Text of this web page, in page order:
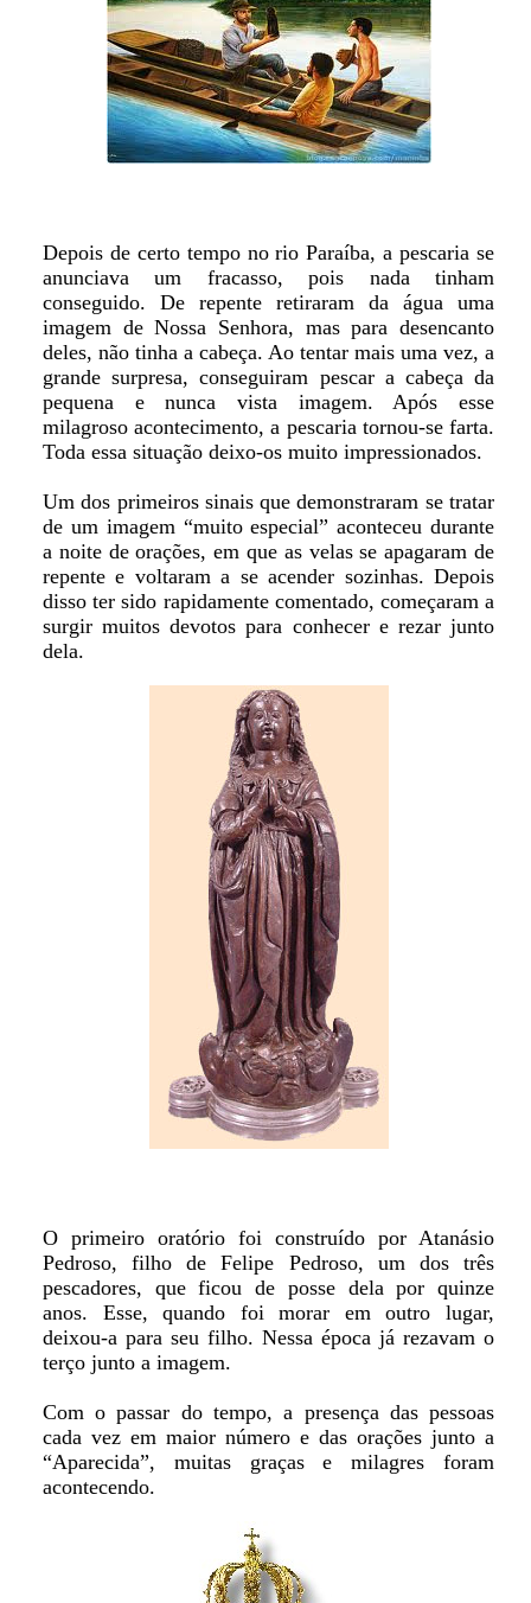
Depois de certo tempo no rio Paraíba, a pescaria se
anunciava um fracasso, pois nada tinham
conseguido. De repente retiraram da água uma
imagem de Nossa Senhora, mas para desencanto
deles, não tinha a cabeça. Ao tentar mais uma vez, a
grande surpresa, conseguiram pescar a cabeça da
pequena e nunca vista imagem. Após esse
milagroso acontecimento, a pescaria tornou-se farta.
Toda essa situação deixo-os muito impressionados.
Um dos primeiros sinais que demonstraram se tratar
de um imagem “muito especial” aconteceu durante
a noite de orações, em que as velas se apagaram de
repente e voltaram a se acender sozinhas. Depois
disso ter sido rapidamente comentado, começaram a
surgir muitos devotos para conhecer e rezar junto
dela.
O primeiro oratório foi construído por Atanásio
Pedroso, filho de Felipe Pedroso, um dos três
pescadores, que ficou de posse dela por quinze
anos. Esse, quando foi morar em outro lugar,
deixou-a para seu filho. Nessa época já rezavam o
terço junto a imagem.
Com o passar do tempo, a presença das pessoas
cada vez em maior número e das orações junto a
“Aparecida”, muitas graças e milagres foram
acontecendo.